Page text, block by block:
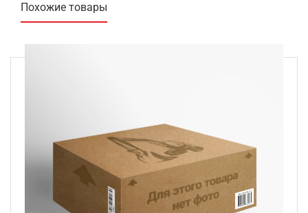
Похожие товары